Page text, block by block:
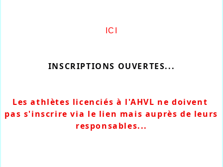
ICI
INSCRIPTIONS OUVERTES...
Les athlètes licenciés à l'AHVL ne doivent
pas s'inscrire via le lien mais auprès de leurs
responsables...